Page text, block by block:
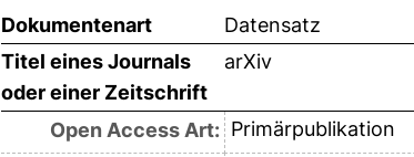
Dokumentenart
Datensatz
Titel eines Journals
oder einer Zeitschrift
arXiv
Open Access Art: Primärpublikation